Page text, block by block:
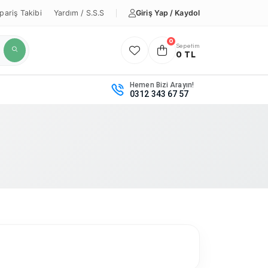
Takibi Yardım / S.S.S Giriş Yap / Kaydol
0 Sepetim
0 TL
Hemen Bizi Arayın!
0312 343 67 57